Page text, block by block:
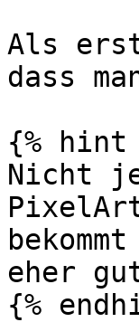
Als
dass
{%
Nicht
eher
{%